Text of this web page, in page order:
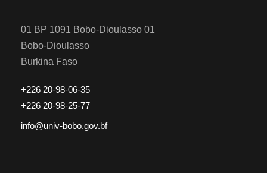
01 BP 1091 Bobo-Dioulasso 01
Bobo-Dioulasso
Burkina Faso
+226 20-98-06-35
+226 20-98-25-77
info@univ-bobo.gov.bf